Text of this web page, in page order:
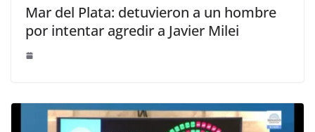
Mar del Plata: detuvieron a un hombre
por intentar agredir a Javier Milei